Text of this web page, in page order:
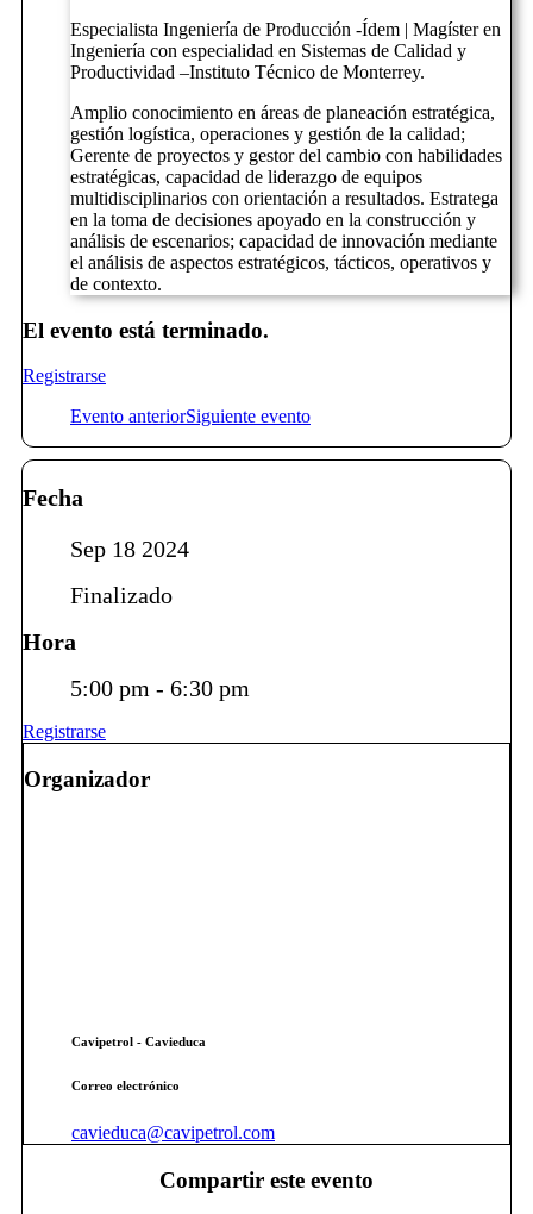
Especialista Ingeniería de Producción -Ídem | Magíster en
Ingeniería con especialidad en Sistemas de Calidad y
Productividad –Instituto Técnico de Monterrey.
Amplio conocimiento en áreas de planeación estratégica,
gestión logística, operaciones y gestión de la calidad;
Gerente de proyectos y gestor del cambio con habilidades
estratégicas, capacidad de liderazgo de equipos
multidisciplinarios con orientación a resultados. Estratega
en la toma de decisiones apoyado en la construcción y
análisis de escenarios; capacidad de innovación mediante
el análisis de aspectos estratégicos, tácticos, operativos y
de contexto.
El evento está terminado.
Registrarse
Evento anteriorSiguiente evento
Fecha
Sep 18 2024
Finalizado
Hora
5:00 pm - 6:30 pm
Registrarse
Organizador
Cavipetrol - Cavieduca
Correo electrónico
cavieduca@cavipetrol.com
Compartir este evento